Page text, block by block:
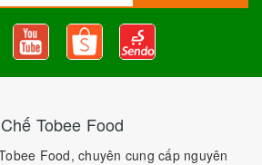
Tobee Food
Food, chuyên cung cấp nguyên